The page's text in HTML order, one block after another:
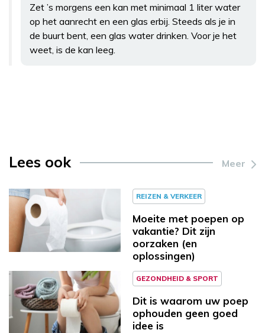
Zet ’s morgens een kan met minimaal 1 liter water
op het aanrecht en een glas erbij. Steeds als je in
de buurt bent, een glas water drinken. Voor je het
weet, is de kan leeg.
Lees ook Meer
REIZEN & VERKEER
Moeite met poepen op
vakantie? Dit zijn
oorzaken (en
oplossingen)
GEZONDHEID & SPORT
Dit is waarom uw poep
ophouden geen goed
idee is